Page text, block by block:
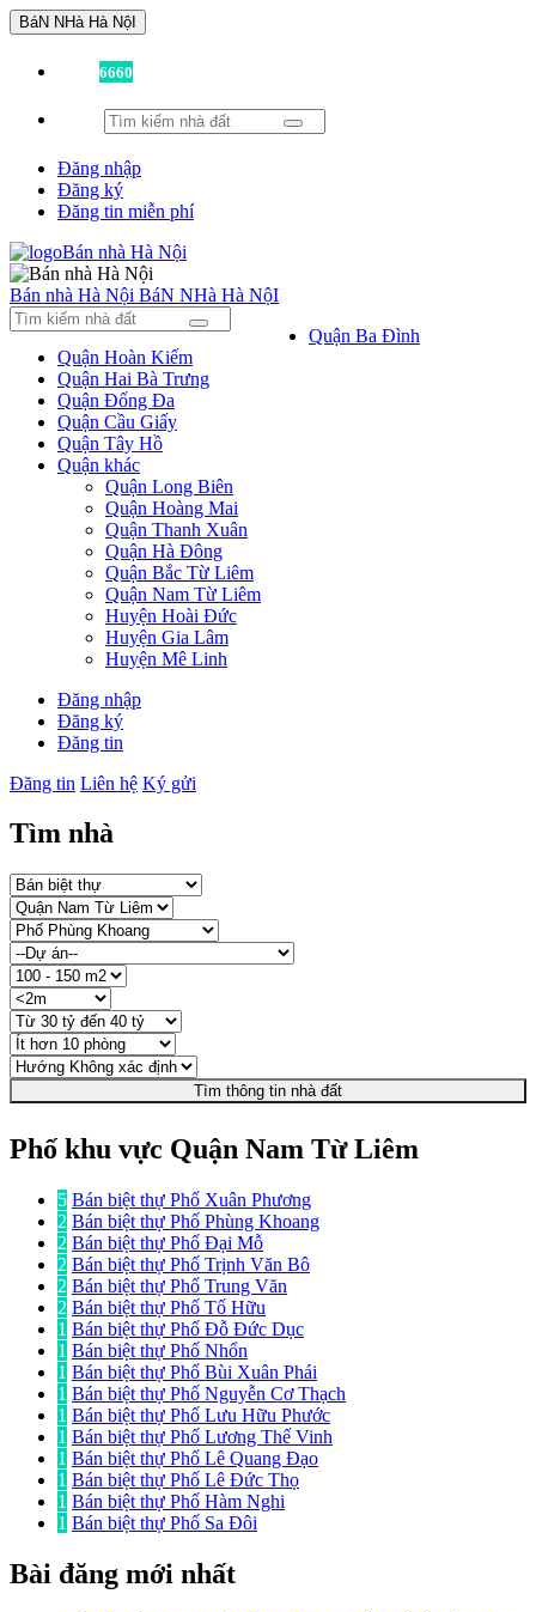
BáN NHà Hà NộI
6660
Đăng nhập
Đăng ký
Đăng tin miễn phí
Bán nhà Hà Nội BáN NHà Hà NộI
Quận Ba Đình
Quận Hoàn Kiếm
Quận Hai Bà Trưng
Quận Đống Đa
Quận Cầu Giấy
Quận Tây Hồ
Quận khác
Quận Long Biên
Quận Hoàng Mai
Quận Thanh Xuân
Quận Hà Đông
Quận Bắc Từ Liêm
Quận Nam Từ Liêm
Huyện Hoài Đức
Huyện Gia Lâm
Huyện Mê Linh
Đăng nhập
Đăng ký
Đăng tin
Đăng tin Liên hệ Ký gửi
Tìm nhà
Tìm thông tin nhà đất
Phố khu vực Quận Nam Từ Liêm
5 Bán biệt thự Phố Xuân Phương
2 Bán biệt thự Phố Phùng Khoang
2 Bán biệt thự Phố Đại Mỗ
2 Bán biệt thự Phố Trịnh Văn Bô
2 Bán biệt thự Phố Trung Văn
2 Bán biệt thự Phố Tố Hữu
1 Bán biệt thự Phố Đỗ Đức Dục
1 Bán biệt thự Phố Nhổn
1 Bán biệt thự Phố Bùi Xuân Phái
1 Bán biệt thự Phố Nguyễn Cơ Thạch
1 Bán biệt thự Phố Lưu Hữu Phước
1 Bán biệt thự Phố Lương Thế Vinh
1 Bán biệt thự Phố Lê Quang Đạo
1 Bán biệt thự Phố Lê Đức Thọ
1 Bán biệt thự Phố Hàm Nghi
1 Bán biệt thự Phố Sa Đôi
Bài đăng mới nhất